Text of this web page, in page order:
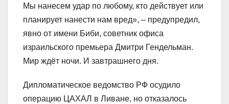
Мы нанесем удар по любому, кто действует или
планирует нанести нам вред», – предупредил,
явно от имени Биби, советник офиса
израильского премьера Дмитри Гендельман.
Мир ждёт ночи. И завтрашнего дня.
Дипломатическое ведомство РФ осудило
операцию ЦАХАЛ в Ливане, но отказалось